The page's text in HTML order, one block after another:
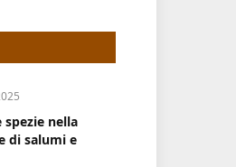
nella
di salumi e